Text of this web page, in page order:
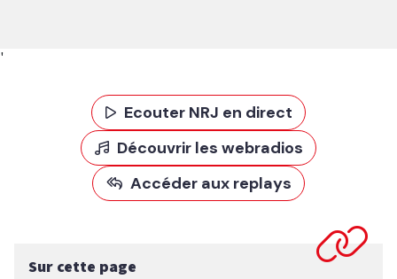
'
Ecouter NRJ en direct
Découvrir les webradios
Accéder aux replays
Sur cette page